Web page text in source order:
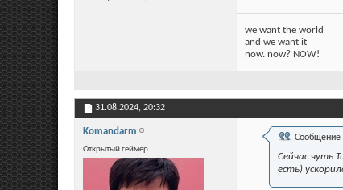
we want the world
and we want it
now. now? NOW!
31.08.2024, 20:32
Komandarm
Открытый геймер
Сообщение
Сейчас чуть
есть)